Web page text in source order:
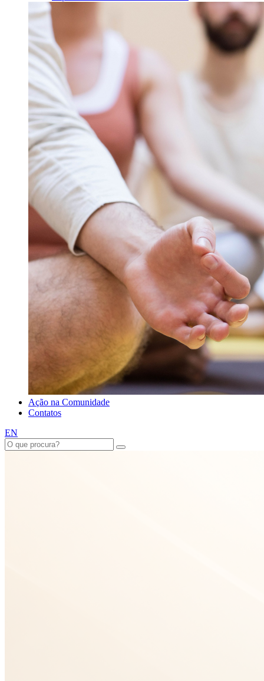
Ação na Comunidade
Contatos
EN